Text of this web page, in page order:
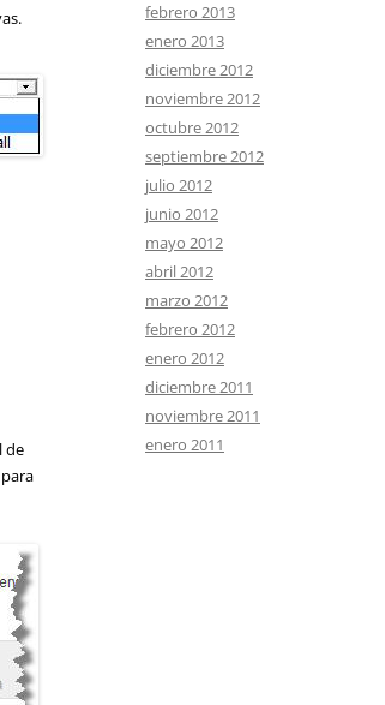
de
febrero 2013
enero 2013
diciembre 2012
noviembre 2012
octubre 2012
septiembre 2012
julio 2012
junio 2012
mayo 2012
abril 2012
marzo 2012
febrero 2012
enero 2012
diciembre 2011
noviembre 2011
enero 2011